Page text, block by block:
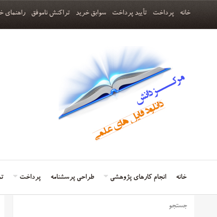
خانه پرداخت تأیید پرداخت سوابق خرید تراکنش ناموفق راهنمای
خانه انجام کارهای پژوهشی طراحی پرسشنامه پرداخت
جستجو